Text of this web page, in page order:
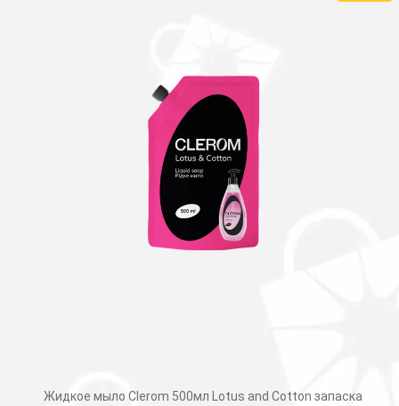
Жидкое мыло Clerom 500мл Lotus and Cotton запаска